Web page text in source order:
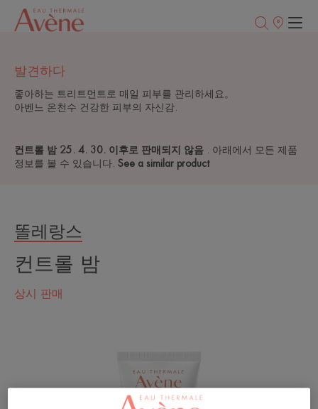
판
컨트롤 밤 25. 4. 30. 이후로 판매되지 않음
. 아래에서 모든 제품
정보를 볼 수 있습니다. See a similar product
발견하다
좋아하는 트리트먼트로 매일 피부를 관리하세요。
아벤느 온천수 건강한 피부의 자신감.
똘레랑스
컨트롤 밤
상시 판매